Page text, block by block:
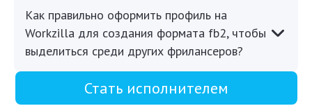
Как правильно оформить профиль на
Workzilla для создания формата fb2, чтобы
выделиться среди других фрилансеров?
Стать исполнителем